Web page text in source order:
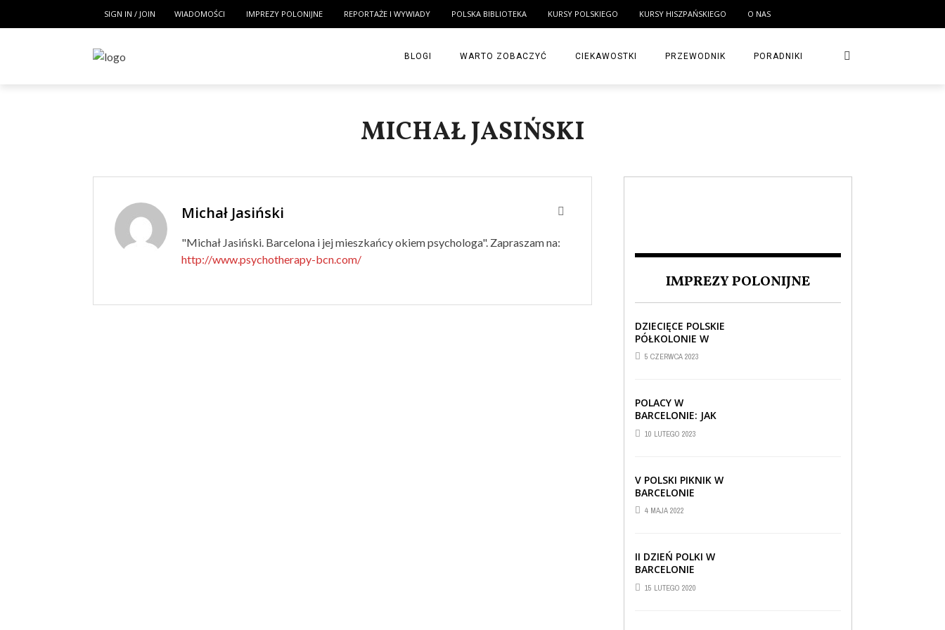
SIGN IN / JOIN WIADOMOŚCI IMPREZY POLONIJNE REPORTAŻE I WYWIADY POLSKA BIBLIOTEKA KURSY POLSKIEGO KURSY HISZPAŃSKIEGO O NAS
BLOGI WARTO ZOBACZYĆ CIEKAWOSTKI PRZEWODNIK PORADNIKI
MICHAŁ JASIŃSKI
Michał Jasiński
"Michał Jasiński. Barcelona i jej mieszkańcy okiem psychologa". Zapraszam na:
http://www.psychotherapy-bcn.com/
IMPREZY POLONIJNE
DZIECIĘCE POLSKIE
PÓŁKOLONIE W
BARCELONIE
5 CZERWCA 2023
POLACY W
BARCELONIE: JAK
RADZĄ SOBIE ZA
GRANICĄ
10 LUTEGO 2023
V POLSKI PIKNIK W
BARCELONIE
4 MAJA 2022
II DZIEŃ POLKI W
BARCELONIE
15 LUTEGO 2020